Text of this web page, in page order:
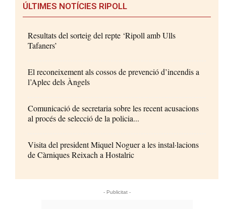
ÚLTIMES NOTÍCIES RIPOLL
Resultats del sorteig del repte ‘Ripoll amb Ulls
Tafaners’
El reconeixement als cossos de prevenció d’incendis a
l’Aplec dels Àngels
Comunicació de secretaria sobre les recent acusacions
al procés de selecció de la policia...
Visita del president Miquel Noguer a les instal·lacions
de Càrniques Reixach a Hostalric
- Publicitat -